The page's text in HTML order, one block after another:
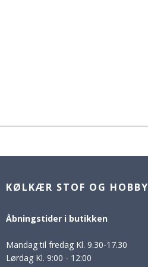
KØLKÆR STOF OG HOBBY
Åbningstider i butikken
Mandag til fredag Kl. 9.30-17.30
Lørdag Kl. 9:00 - 12:00